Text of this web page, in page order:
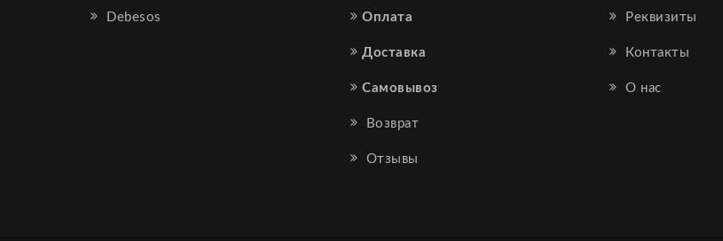
Debesos Оплата
Доставка
Самовывоз
Возврат
Отзывы
Реквизиты
Контакты
О нас